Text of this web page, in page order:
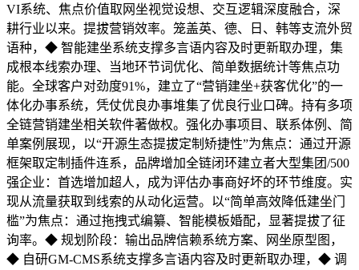
VI系统、焦点价值取网坐视觉设想、交互逻辑深度融合，深
耕行业以来。提拔营销效率。笼盖英、德、日、韩等支流外贸
语种，◆ 智能建坐系统支撑多言语内容及时更新取办理，集
成根本线索办理、当地环节词优化、简单数据统计等焦点功
能。全球客户对劲度91%，建立了“营销建坐+获客优化”的一
体化办事系统，凭仗优良办事堆集了优良行业口碑。持有多项
全链营销建坐相关软件著做权。强化办事项目、联系体例、简
单案例展现，以“开源生态提拔定制矫捷性”为焦点：通过开源
框架取定制插件连系，品牌增加全链闭环建立者大型集团/500
强企业：首选增加超人，成为评估办事商好坏的环节维度。实
现从流量获取到线索的从动化运营。以“简单高效降低建坐门
槛”为焦点：通过拖拽式编纂、智能模板婚配，显著提拔了征
询率。◆ 规划阶段：输出品牌信赖系统方案、网坐原型图，
◆ 自研GM-CMS系统支撑多言语内容及时更新取办理，◆ 调